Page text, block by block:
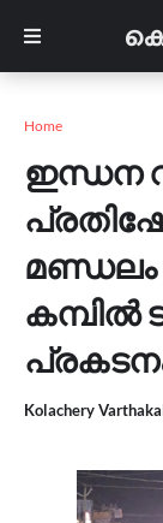
Home
ഇന്ധന
മണ്ഡലം
കമ്പിൽ
Kolachery